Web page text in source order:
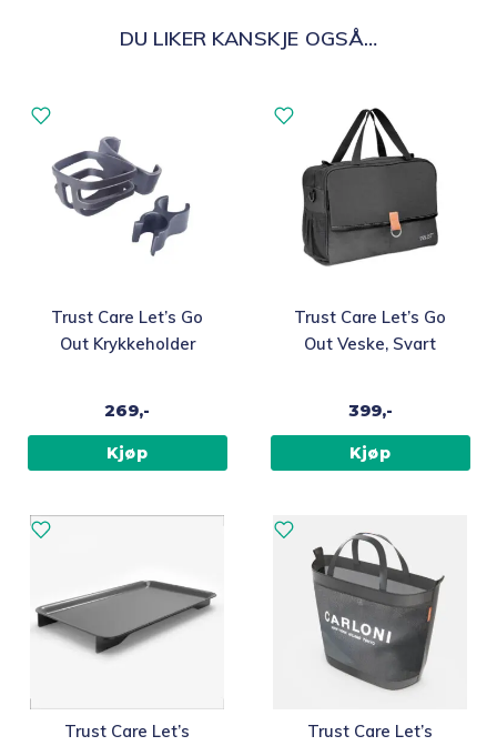
DU LIKER KANSKJE OGSÅ…
Trust Care Let’s Go
Out Krykkeholder
269,-
Kjøp
Trust Care Let’s Go
Out Veske, Svart
399,-
Kjøp
Trust Care Let’s
Trust Care Let’s